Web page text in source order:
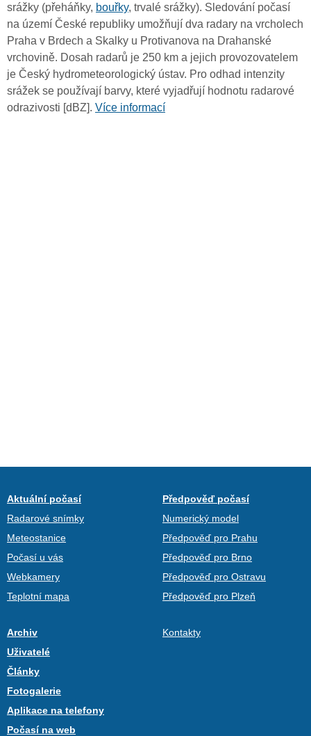
srážky (přeháňky, bouřky, trvalé srážky). Sledování počasí
na území České republiky umožňují dva radary na vrcholech
Praha v Brdech a Skalky u Protivanova na Drahanské
vrchovině. Dosah radarů je 250 km a jejich provozovatelem
je Český hydrometeorologický ústav. Pro odhad intenzity
srážek se používají barvy, které vyjadřují hodnotu radarové
odrazivosti [dBZ]. Více informací
Aktuální počasí
Radarové snímky
Meteostanice
Počasí u vás
Webkamery
Teplotní mapa
Předpověď počasí
Numerický model
Předpověď pro Prahu
Předpověď pro Brno
Předpověď pro Ostravu
Předpověď pro Plzeň
Archiv
Uživatelé
Články
Fotogalerie
Aplikace na telefony
Počasí na web
Kontakty